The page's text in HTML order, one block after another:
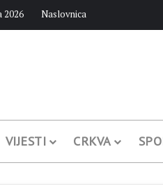
2026 Naslovnica
VIJESTI CRKVA